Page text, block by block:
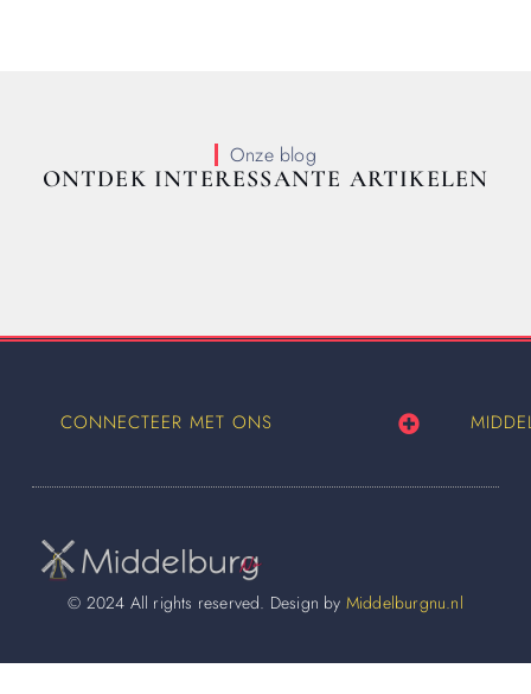
Onze blog
ONTDEK INTERESSANTE ARTIKELEN
CONNECTEER MET ONS
© 2024 All rights reserved. Design by Middelburgnu.nl